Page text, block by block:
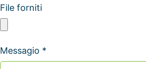
File forniti
Messagio *